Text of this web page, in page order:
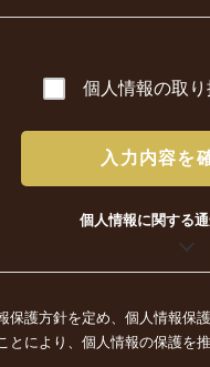
個人情報の取
入力内容を
個人情報に関する
保護方針を定め、個人情報保
により、個人情報の保護を推